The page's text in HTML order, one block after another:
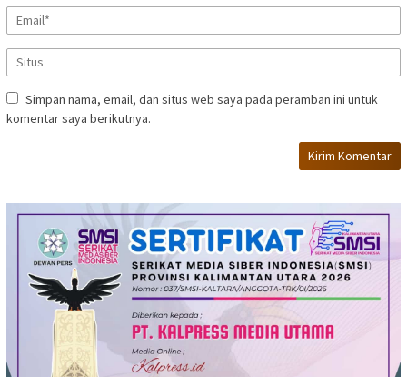
Simpan nama, email, dan situs web saya pada peramban ini untuk
komentar saya berikutnya.